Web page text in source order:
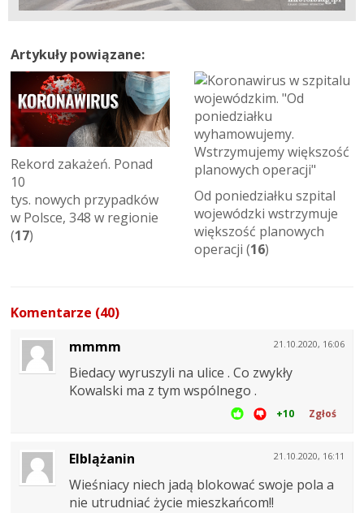
Artykuły powiązane:
Rekord zakażeń. Ponad
10
tys. nowych przypadków
w Polsce, 348 w regionie
(17)
Od poniedziałku szpital
wojewódzki wstrzymuje
większość planowych
operacji (16)
Komentarze (40)
21.10.2020, 16:06
mmmm
Biedacy wyruszyli na ulice . Co zwykły
Kowalski ma z tym wspólnego .
+10 Zgłoś
21.10.2020, 16:11
Elblążanin
Wieśniacy niech jadą blokować swoje pola a
nie utrudniać życie mieszkańcom!!